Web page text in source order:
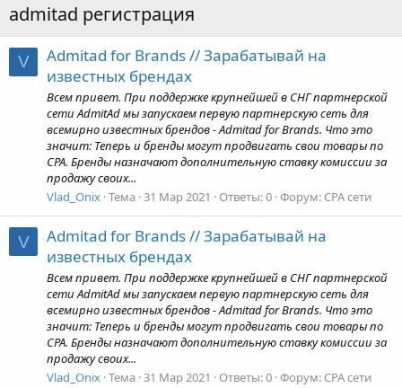
admitad регистрация
V
Admitad for Brands // Зарабатывай на
известных брендах
Всем привет. При поддержке крупнейшей в СНГ партнерской
сети AdmitAd мы запускаем первую партнерскую сеть для
всемирно известных брендов - Admitad for Brands. Что это
значит: Теперь и бренды могут продвигать свои товары по
CPA. Бренды назначают дополнительную ставку комиссии за
продажу своих...
Vlad_Onix Тема 31 Мар 2021 Ответы: 0 Форум: CPA сети
V
Admitad for Brands // Зарабатывай на
известных брендах
Всем привет. При поддержке крупнейшей в СНГ партнерской
сети AdmitAd мы запускаем первую партнерскую сеть для
всемирно известных брендов - Admitad for Brands. Что это
значит: Теперь и бренды могут продвигать свои товары по
CPA. Бренды назначают дополнительную ставку комиссии за
продажу своих...
Vlad_Onix Тема 31 Мар 2021 Ответы: 0 Форум: CPA сети